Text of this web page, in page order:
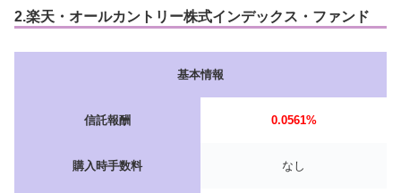
2.楽天・オールカントリー株式インデックス・ファンド
基本情報
信託報酬 0.0561%
購入時手数料 なし